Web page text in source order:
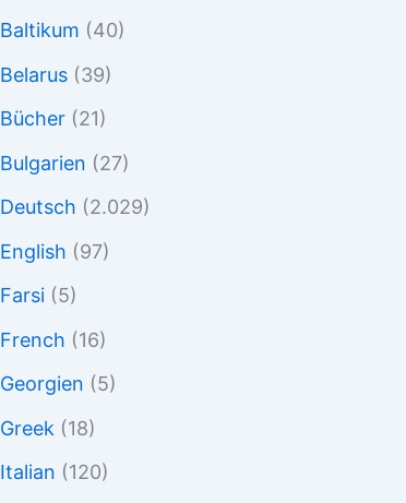
Baltikum (40)
Belarus (39)
Bücher (21)
Bulgarien (27)
Deutsch (2.029)
English (97)
Farsi (5)
French (16)
Georgien (5)
Greek (18)
Italian (120)